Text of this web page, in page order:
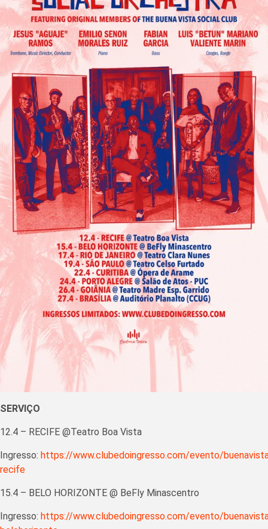
SERVIÇO
12.4 – RECIFE @Teatro Boa Vista
Ingresso: https://www.clubedoingresso.com/evento/
recife
15.4 – BELO HORIZONTE @ BeFly Minascentro
Ingresso: https://www.clubedoingresso.com/evento/